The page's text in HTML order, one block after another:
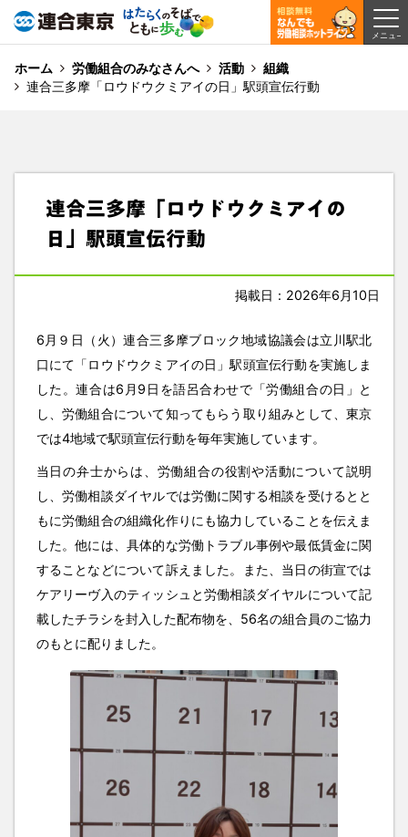
ホーム 労働組合のみなさんへ 活動
組織
連合三多摩「ロウドウクミアイの日」駅頭宣伝行動
連合三多摩「ロウドウクミアイの
日」駅頭宣伝行動
掲載日：2026年6月10日
6月９日（火）連合三多摩ブロック地域協議会は立川駅北
口にて「ロウドウクミアイの日」駅頭宣伝行動を実施しま
した。連合は6月9日を語呂合わせで「労働組合の日」と
し、労働組合について知ってもらう取り組みとして、東京
では4地域で駅頭宣伝行動を毎年実施しています。
当日の弁士からは、労働組合の役割や活動について説明
し、労働相談ダイヤルでは労働に関する相談を受けるとと
もに労働組合の組織化作りにも協力していることを伝えま
した。他には、具体的な労働トラブル事例や最低賃金に関
することなどについて訴えました。また、当日の街宣では
ケアリーヴ入のティッシュと労働相談ダイヤルについて記
載したチラシを封入した配布物を、56名の組合員のご協力
のもとに配りました。